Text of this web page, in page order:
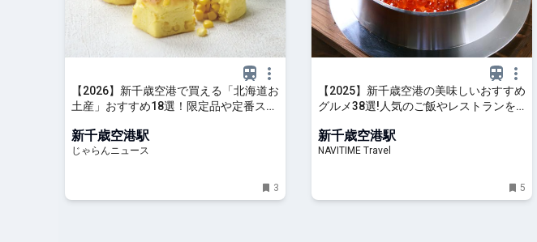
【2026】新千歳空港で買える「北海道お
土産」おすすめ18選！限定品や定番スイ
新千歳空港駅
じゃらんニュース
3
【2025】新千歳空港の美味しいおすすめ
グルメ38選!人気のご飯やレストランを
新千歳空港駅
NAVITIME Travel
5